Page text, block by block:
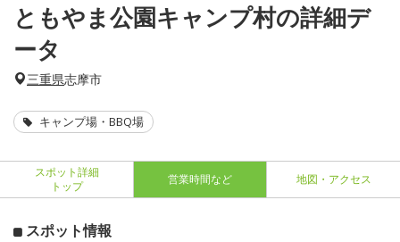
ともやま公園キャンプ村の詳細デ
ータ
三重県志摩市
キャンプ場・BBQ場
スポット詳細
トップ
営業時間など 地図・アクセス
スポット情報